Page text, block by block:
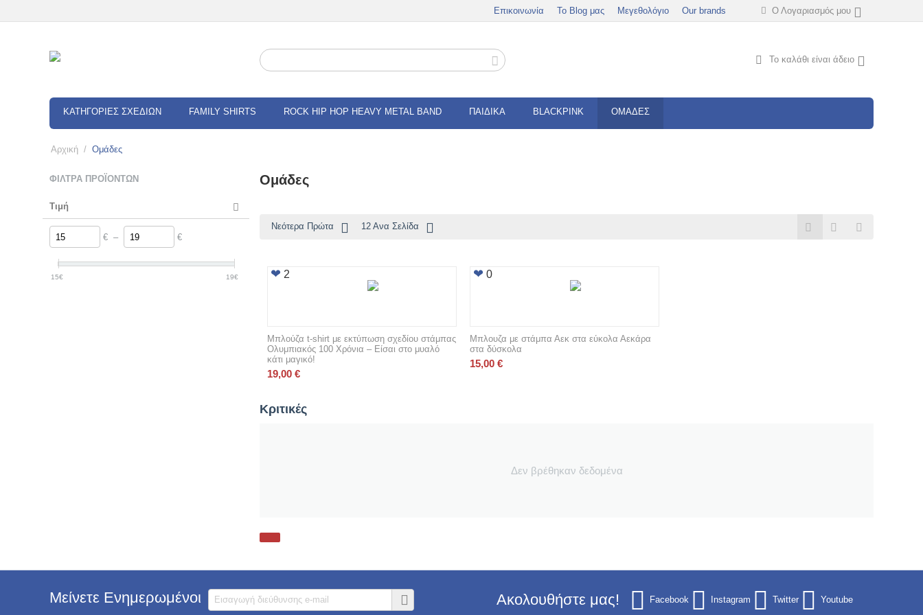
Ο Λογαριασμός μου
Επικοινωνία Το Blog μας Μεγεθολόγιο Our brands
Το καλάθι είναι άδειο
ΚΑΤΗΓΟΡΙΕΣ ΣΧΕΔΙΩΝ FAMILY SHIRTS ROCK HIP HOP HEAVY METAL BAND ΠΑΙΔΙΚΑ BLACKPINK ΟΜΆΔΕΣ
Αρχική / Ομάδες
ΦΊΛΤΡΑ ΠΡΟΪΌΝΤΩΝ
Τιμή
€ – €
15€ 19€
Ομάδες
Νεότερα Πρώτα 12 Ανα Σελίδα
2
Μπλούζα t-shirt με εκτύπωση σχεδίου στάμπας
Ολυμπιακός 100 Χρόνια – Είσαι στο μυαλό
κάτι μαγικό!
19,00 €
0
Μπλουζα με στάμπα Αεκ στα εύκολα Αεκάρα
στα δύσκολα
15,00 €
Κριτικές
Δεν βρέθηκαν δεδομένα
Μείνετε Ενημερωμένοι Ακολουθήστε μας! Facebook Instagram Twitter Youtube